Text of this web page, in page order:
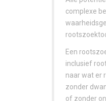
complexe
Een
inclusief
naar wat er
zonder
of zonder